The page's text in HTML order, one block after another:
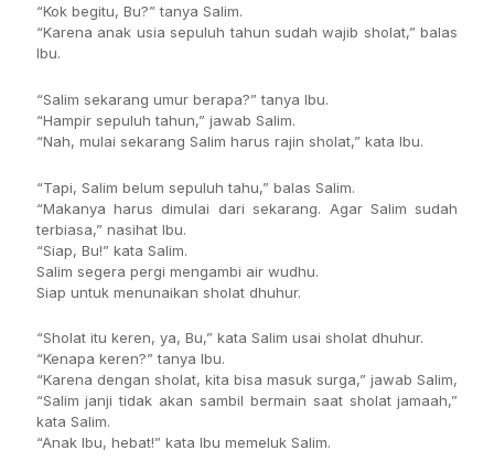
“Kok begitu, Bu?” tanya Salim.
“Karena anak usia sepuluh tahun sudah wajib sholat,” balas
Ibu.
“Salim sekarang umur berapa?” tanya Ibu.
“Hampir sepuluh tahun,” jawab Salim.
“Nah, mulai sekarang Salim harus rajin sholat,” kata Ibu.
“Tapi, Salim belum sepuluh tahu,” balas Salim.
“Makanya harus dimulai dari sekarang. Agar Salim sudah
terbiasa,” nasihat Ibu.
“Siap, Bu!” kata Salim.
Salim segera pergi mengambi air wudhu.
Siap untuk menunaikan sholat dhuhur.
“Sholat itu keren, ya, Bu,” kata Salim usai sholat dhuhur.
“Kenapa keren?” tanya Ibu.
“Karena dengan sholat, kita bisa masuk surga,” jawab Salim,
“Salim janji tidak akan sambil bermain saat sholat jamaah,”
kata Salim.
“Anak Ibu, hebat!” kata Ibu memeluk Salim.